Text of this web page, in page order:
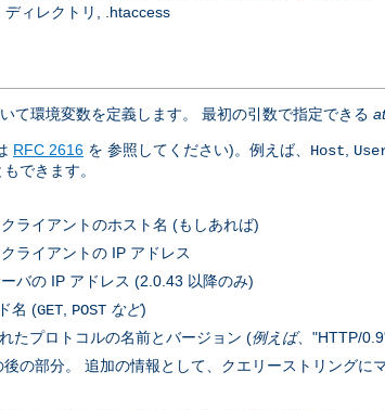
ィレクトリ, .htaccess
て環境変数を定義します。 最初の引数で指定できる
RFC 2616 を 参照してください)。例えば、 Host
できます。
ライアントのホスト名 (もしあれば)
ライアントの IP アドレス
バの IP アドレス (2.0.43 以降のみ)
名 (GET POST など)
たプロトコルの名前とバージョン (例えば、"HTTP/
の部分。 追加の情報として、クエリーストリングに